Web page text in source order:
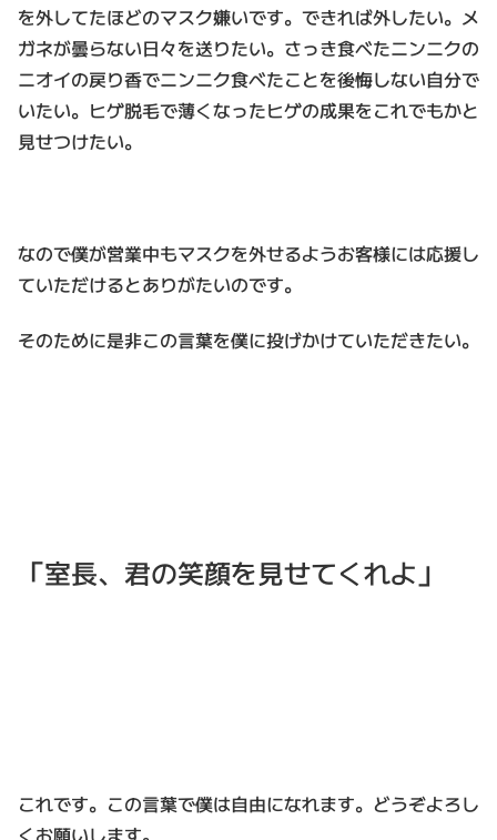
を外してたほどのマスク嫌いです。できれば外したい。メ
ガネが曇らない日々を送りたい。さっき食べたニンニクの
ニオイの戻り香でニンニク食べたことを後悔しない自分で
いたい。ヒゲ脱毛で薄くなったヒゲの成果をこれでもかと
見せつけたい。
なので僕が営業中もマスクを外せるようお客様には応援し
ていただけるとありがたいのです。
そのために是非この言葉を僕に投げかけていただきたい。
「室長、君の笑顔を見せてくれよ」
これです。この言葉で僕は自由になれます。どうぞよろし
くお願いします。